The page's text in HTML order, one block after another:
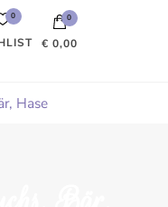
0 0
€ 0,00
im Warenkorb.
Hase